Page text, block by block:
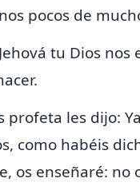
pocos de
tu Dios
profeta les dijo:
como habéis
os enseñaré: no